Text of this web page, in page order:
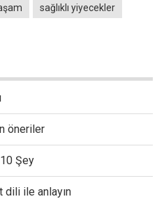
sağlıklı yiyecekler
öneriler
Şey
ile anlayın